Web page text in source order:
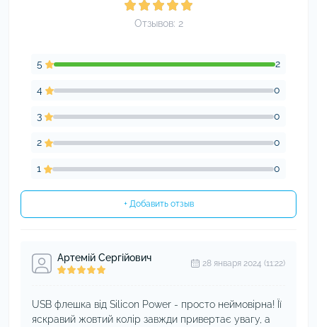
Отзывов: 2
5 2
4 0
3 0
2 0
1 0
+ Добавить отзыв
Артемій Сергійович 28 января 2024 (11:22)
USB флешка від Silicon Power - просто неймовірна! Її
яскравий жовтий колір завжди привертає увагу, а